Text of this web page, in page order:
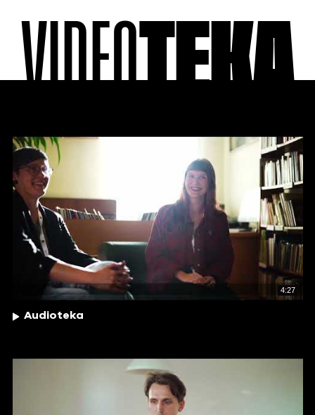
VIDEOTEKA
4:27
Audioteka